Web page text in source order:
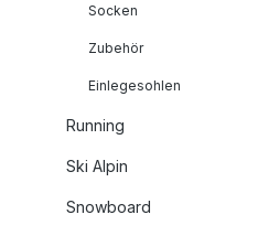
Socken
Zubehör
Einlegesohlen
Running
Ski Alpin
Snowboard